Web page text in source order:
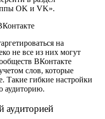
OK и VK».
на
не все из них могут
ВКонтакте
слов, которые
Такие гибкие настройки
аудиторию.
аудиторией